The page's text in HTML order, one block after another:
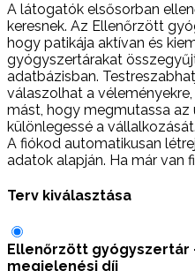
A látogatók elsősorban
keresnek. Az Ellenőrzött
hogy patikája aktívan és
gyógyszertárakat
adatbázisban.
válaszolhat a
mást, hogy megmutassa az
különlegessé a vállalkozását.
A fiókod automatikusan
adatok alapján. Ha már van
Terv kiválasztása
Ellenőrzött gyógyszertár
megjelenési díj